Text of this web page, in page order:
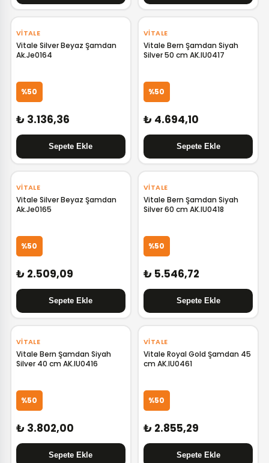
VITALE
Vitale Silver Beyaz Şamdan
Ak.Je0164
%50
₺ 3.136,36
VITALE
Vitale Bern Şamdan Siyah
Silver 50 cm AK.IU0417
%50
₺ 4.694,10
VITALE
Vitale Silver Beyaz Şamdan
Ak.Je0165
%50
₺ 2.509,09
VITALE
Vitale Bern Şamdan Siyah
Silver 60 cm AK.IU0418
%50
₺ 5.546,72
VITALE
Vitale Bern Şamdan Siyah
Silver 40 cm AK.IU0416
%50
₺ 3.802,00
VITALE
Vitale Royal Gold Şamdan 45
cm AK.IU0461
%50
₺ 2.855,29